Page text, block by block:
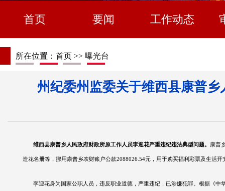
首页 要闻 工作动态
所在位置： 首页 >> 曝光台
州纪委州监委关于维西县康普
维西县康普乡人民政府财政所原工作人员李迎花严重违纪违法典型问题。 康普
造花名册等，挪用康普乡农财账户公款2088026.54元，用于购买福利彩票及生活开
李迎花身为国家公职人员，违反职业道德，严重违纪，已涉嫌犯罪。根据《